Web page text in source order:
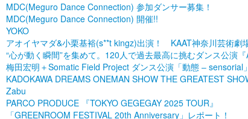
MDC(Meguro Dance Connection) 参加ダンサー募集！
MDC(Meguro Dance Connection) 開催!!
YOKO
アオイヤマダ&小栗基裕(s**t kingz)出演！ KAAT神奈川芸術
“心が動く瞬間”を集めて。120人で過去最高に挑むダンス公演
梅田宏明＋Somatic Field Project ダンス公演「動態 ‒ sensorial」
KADOKAWA DREAMS ONEMAN SHOW THE GREATEST
Zabu
PARCO PRODUCE 『TOKYO GEGEGAY 2025 TOUR』
「GREENROOM FESTIVAL 20th Anniversary」レポート！